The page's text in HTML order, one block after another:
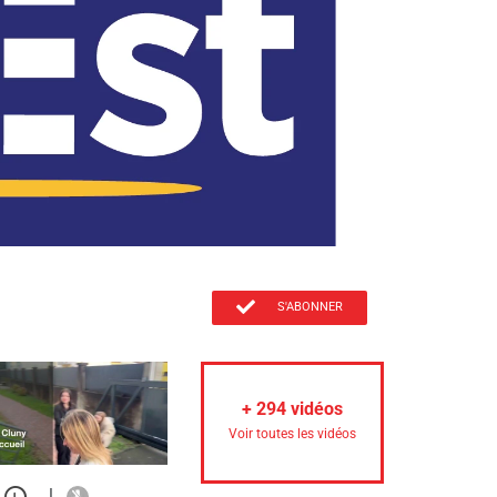
S'ABONNER
+ 294 vidéos
Voir toutes les vidéos